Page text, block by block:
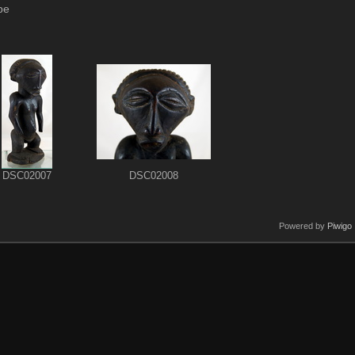
DSC02007 DSC02008
Powered by Piwigo